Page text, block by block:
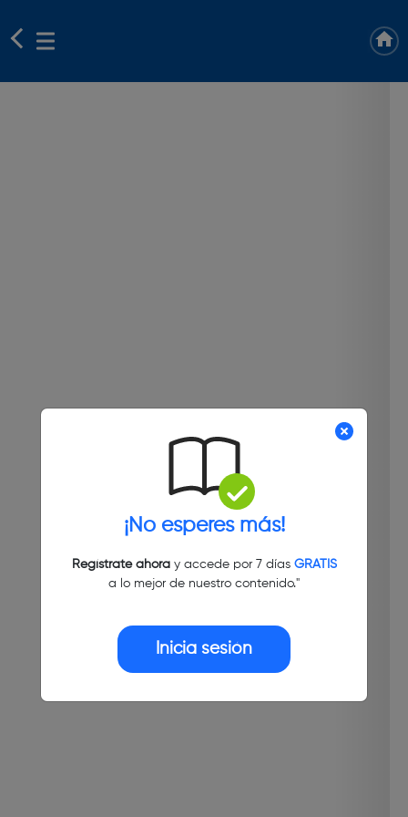
¡No esperes más!
Regístrate ahoray accede por 7 días GRATIS
a lo mejor de nuestro contenido."
Inicia sesión